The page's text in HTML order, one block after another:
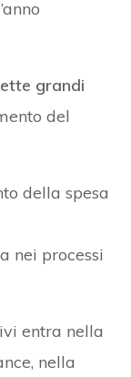
grandi
del
della spesa
nei processi
entra nella
nella